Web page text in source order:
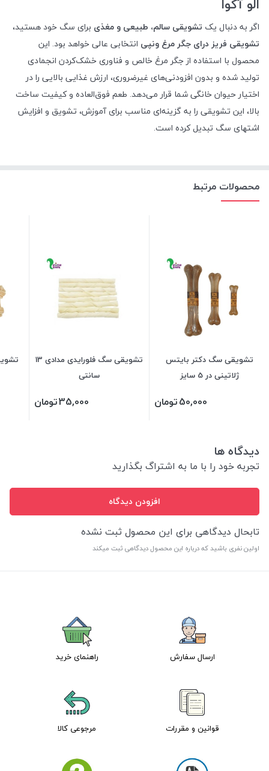
الو آکوا
اگر به دنبال یک تشویقی سالم، طبیعی و مغذی برای سگ خود هستید،
تشویقی فریز درای جگر مرغ ونپی انتخابی عالی خواهد بود. این
محصول با استفاده از جگر مرغ خالص و فناوری خشک‌کردن انجمادی
تولید شده و بدون افزودنی‌های غیرضروری، ارزش غذایی بالایی را در
اختیار حیوان خانگی شما قرار می‌دهد. طعم فوق‌العاده و کیفیت ساخت
بالا، این تشویقی را به گزینه‌ای مناسب برای آموزش، تشویق و افزایش
اشتهای سگ تبدیل کرده است.
محصولات مرتبط
تشویقی سگ دکتر بایتس
ژلاتینی در 5 سایز
50,000تومان
تشویقی سگ فلورایدی مدادی 13
سانتی
35,000تومان
دیدگاه ها
تجربه خود را با ما به اشتراگ بگذارید
افزودن دیدگاه
تابحال دیدگاهی برای این محصول ثبت نشده
اولین نفری باشید که درباره این محصول دیدگاهی ثبت میکند
ارسال سفارش راهنمای خرید
قوانین و مقررات مرجوعی کالا